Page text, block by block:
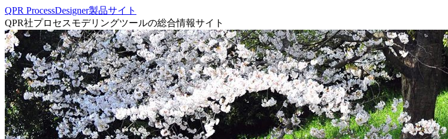
QPR ProcessDesigner製品サイト
QPR社プロセスモデリングツールの総合情報サイト